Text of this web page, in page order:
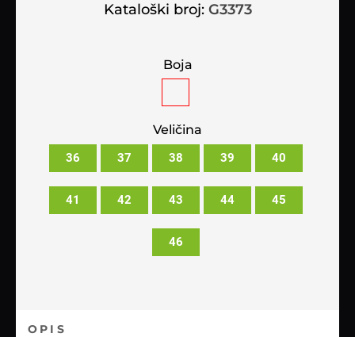
Kataloški broj: G3373
Boja
Veličina
36 37 38 39 40
41 42 43 44 45
46
OPIS